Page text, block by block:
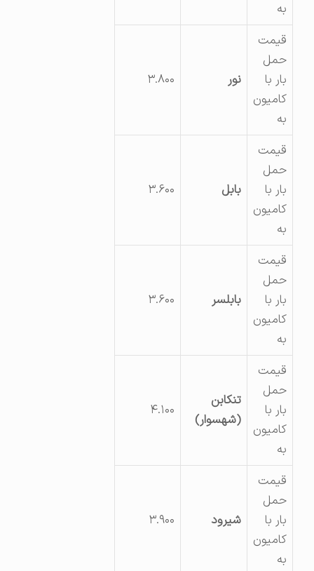
قیمت
حمل
کامیون
۳.۸۰۰
قیمت
حمل
کامیون
۳.۶۰۰
قیمت
حمل
کامیون
بابلسر ۳.۶۰۰
قیمت
حمل
کامیون
تنکابن
(شهسوار)
۴.۱۰۰
قیمت
حمل
کامیون
شیرود ۳.۹۰۰